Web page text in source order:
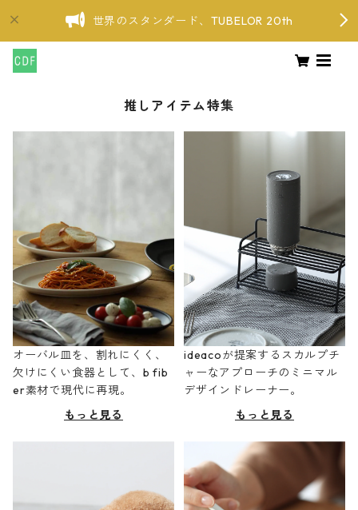
世界のスタンダード、TUBELOR 20th
推しアイテム特集
オーバル皿を、割れにくく、
欠けにくい食器として、b fib
er素材で現代に再現。
もっと見る
ideacoが提案するスカルプチ
ャーなアプローチのミニマル
デザインドレーナー。
もっと見る